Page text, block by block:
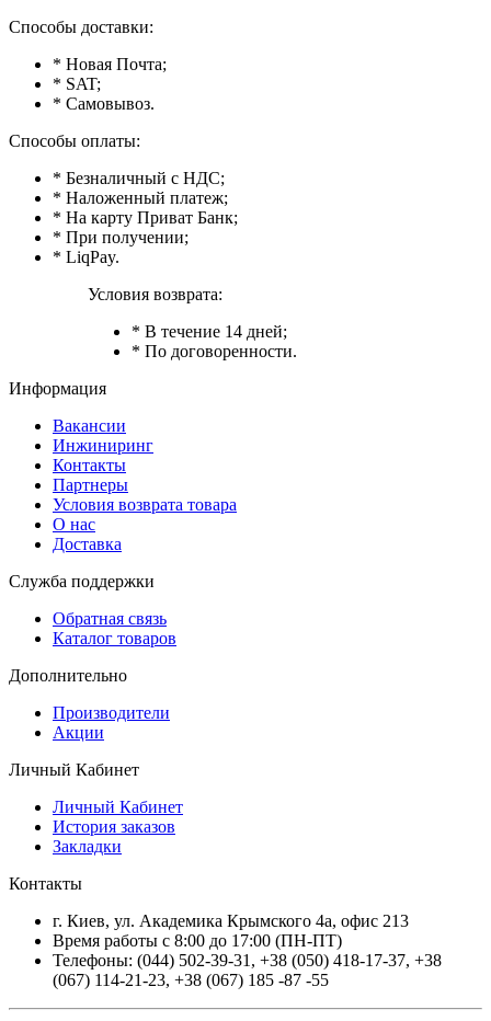
Способы доставки:
* Новая Почта;
* SAT;
* Самовывоз.
Способы оплаты:
* Безналичный с НДС;
* Наложенный платеж;
* На карту Приват Банк;
* При получении;
* LiqPay.
Условия возврата:
* В течение 14 дней;
* По договоренности.
Информация
Вакансии
Инжиниринг
Контакты
Партнеры
Условия возврата товара
О нас
Доставка
Служба поддержки
Обратная связь
Каталог товаров
Дополнительно
Производители
Акции
Личный Кабинет
Личный Кабинет
История заказов
Закладки
Контакты
г. Киев, ул. Академика Крымского 4а, офис 213
Время работы с 8:00 до 17:00 (ПН-ПТ)
Телефоны: (044) 502-39-31 , +38 (050) 418-17-37, +38
(067) 114-21-23, +38 (067) 185 -87 -55